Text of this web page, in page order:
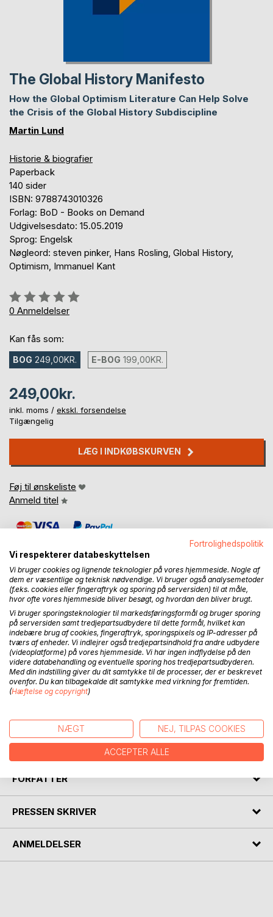
The Global History Manifesto
How the Global Optimism Literature Can Help Solve
the Crisis of the Global History Subdiscipline
Martin Lund
Historie & biografier
Paperback
140 sider
ISBN: 9788743010326
Forlag: BoD - Books on Demand
Udgivelsesdato: 15.05.2019
Sprog: Engelsk
Nøgleord: steven pinker, Hans Rosling, Global History,
Optimism, Immanuel Kant
Anmeldelse::
0%
0 Anmeldelser
Kan fås som:
BOG 249,00KR. E-BOG 199,00KR.
249,00kr.
inkl. moms / ekskl. forsendelse
Tilgængelig
LÆG I INDKØBSKURVEN
Føj til ønskeliste
Anmeld titel
BESKRIVELSE
This book, in a sentence, claims that an ahistorical and ill
informed doom and gloom atmosphere in Western public
debate threatens to turn into a selffulfilling prophecy; that a
new 'Global Optimism Literature' represented by e. g. Hans
Rosling and Steven Pinker, based on vast historical sources
and social scientific data fortunately intends to correct this
of Global History in spite of severe birth diseases could
contribute substantially to this mission; and when it all
comes down to it: do we have a choice anyway?
FORFATTER
PRESSEN SKRIVER
ANMELDELSER
Fortrolighedspolitik
Vi respekterer databeskyttelsen
Vi bruger cookies og lignende teknologier på vores hjemmeside. Nogle af
dem er væsentlige og teknisk nødvendige. Vi bruger også analysemetoder
(f.eks. cookies eller fingeraftryk og sporing på serversiden) til at måle,
hvor ofte vores hjemmeside bliver besøgt, og hvordan den bliver brugt.
Vi bruger sporingsteknologier til markedsføringsformål og bruger sporing
på serversiden samt tredjepartsudbydere til dette formål, hvilket kan
indebære brug af cookies, fingeraftryk, sporingspixels og IP-adresser på
tværs af enheder. Vi indlejrer også tredjepartsindhold fra andre udbydere
(videoplatforme) på vores hjemmeside. Vi har ingen indflydelse på den
videre databehandling og eventuelle sporing hos tredjepartsudbyderen.
Med din indstilling giver du dit samtykke til de processer, der er beskrevet
ovenfor. Du kan tilbagekalde dit samtykke med virkning for fremtiden.
(Hæftelse og copyright)
NÆGT NEJ, TILPAS COOKIES
ACCEPTER ALLE